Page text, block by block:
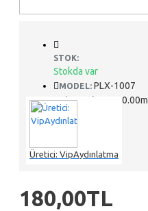
STOK:
Stokda var
MODEL: PLX-1007
DIMENSIONS:
Üretici: VipAydınlatma
180,00TL